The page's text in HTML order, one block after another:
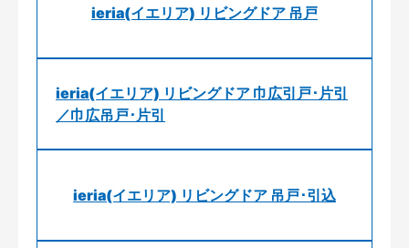
ieria(イエリア) リビングドア 吊戸
ieria(イエリア) リビングドア 巾広引戸･片引
／巾広吊戸･片引
ieria(イエリア) リビングドア 吊戸･引込